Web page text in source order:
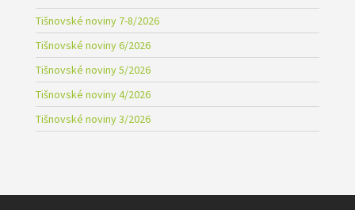
Tišnovské noviny 7-8/2026
Tišnovské noviny 6/2026
Tišnovské noviny 5/2026
Tišnovské noviny 4/2026
Tišnovské noviny 3/2026